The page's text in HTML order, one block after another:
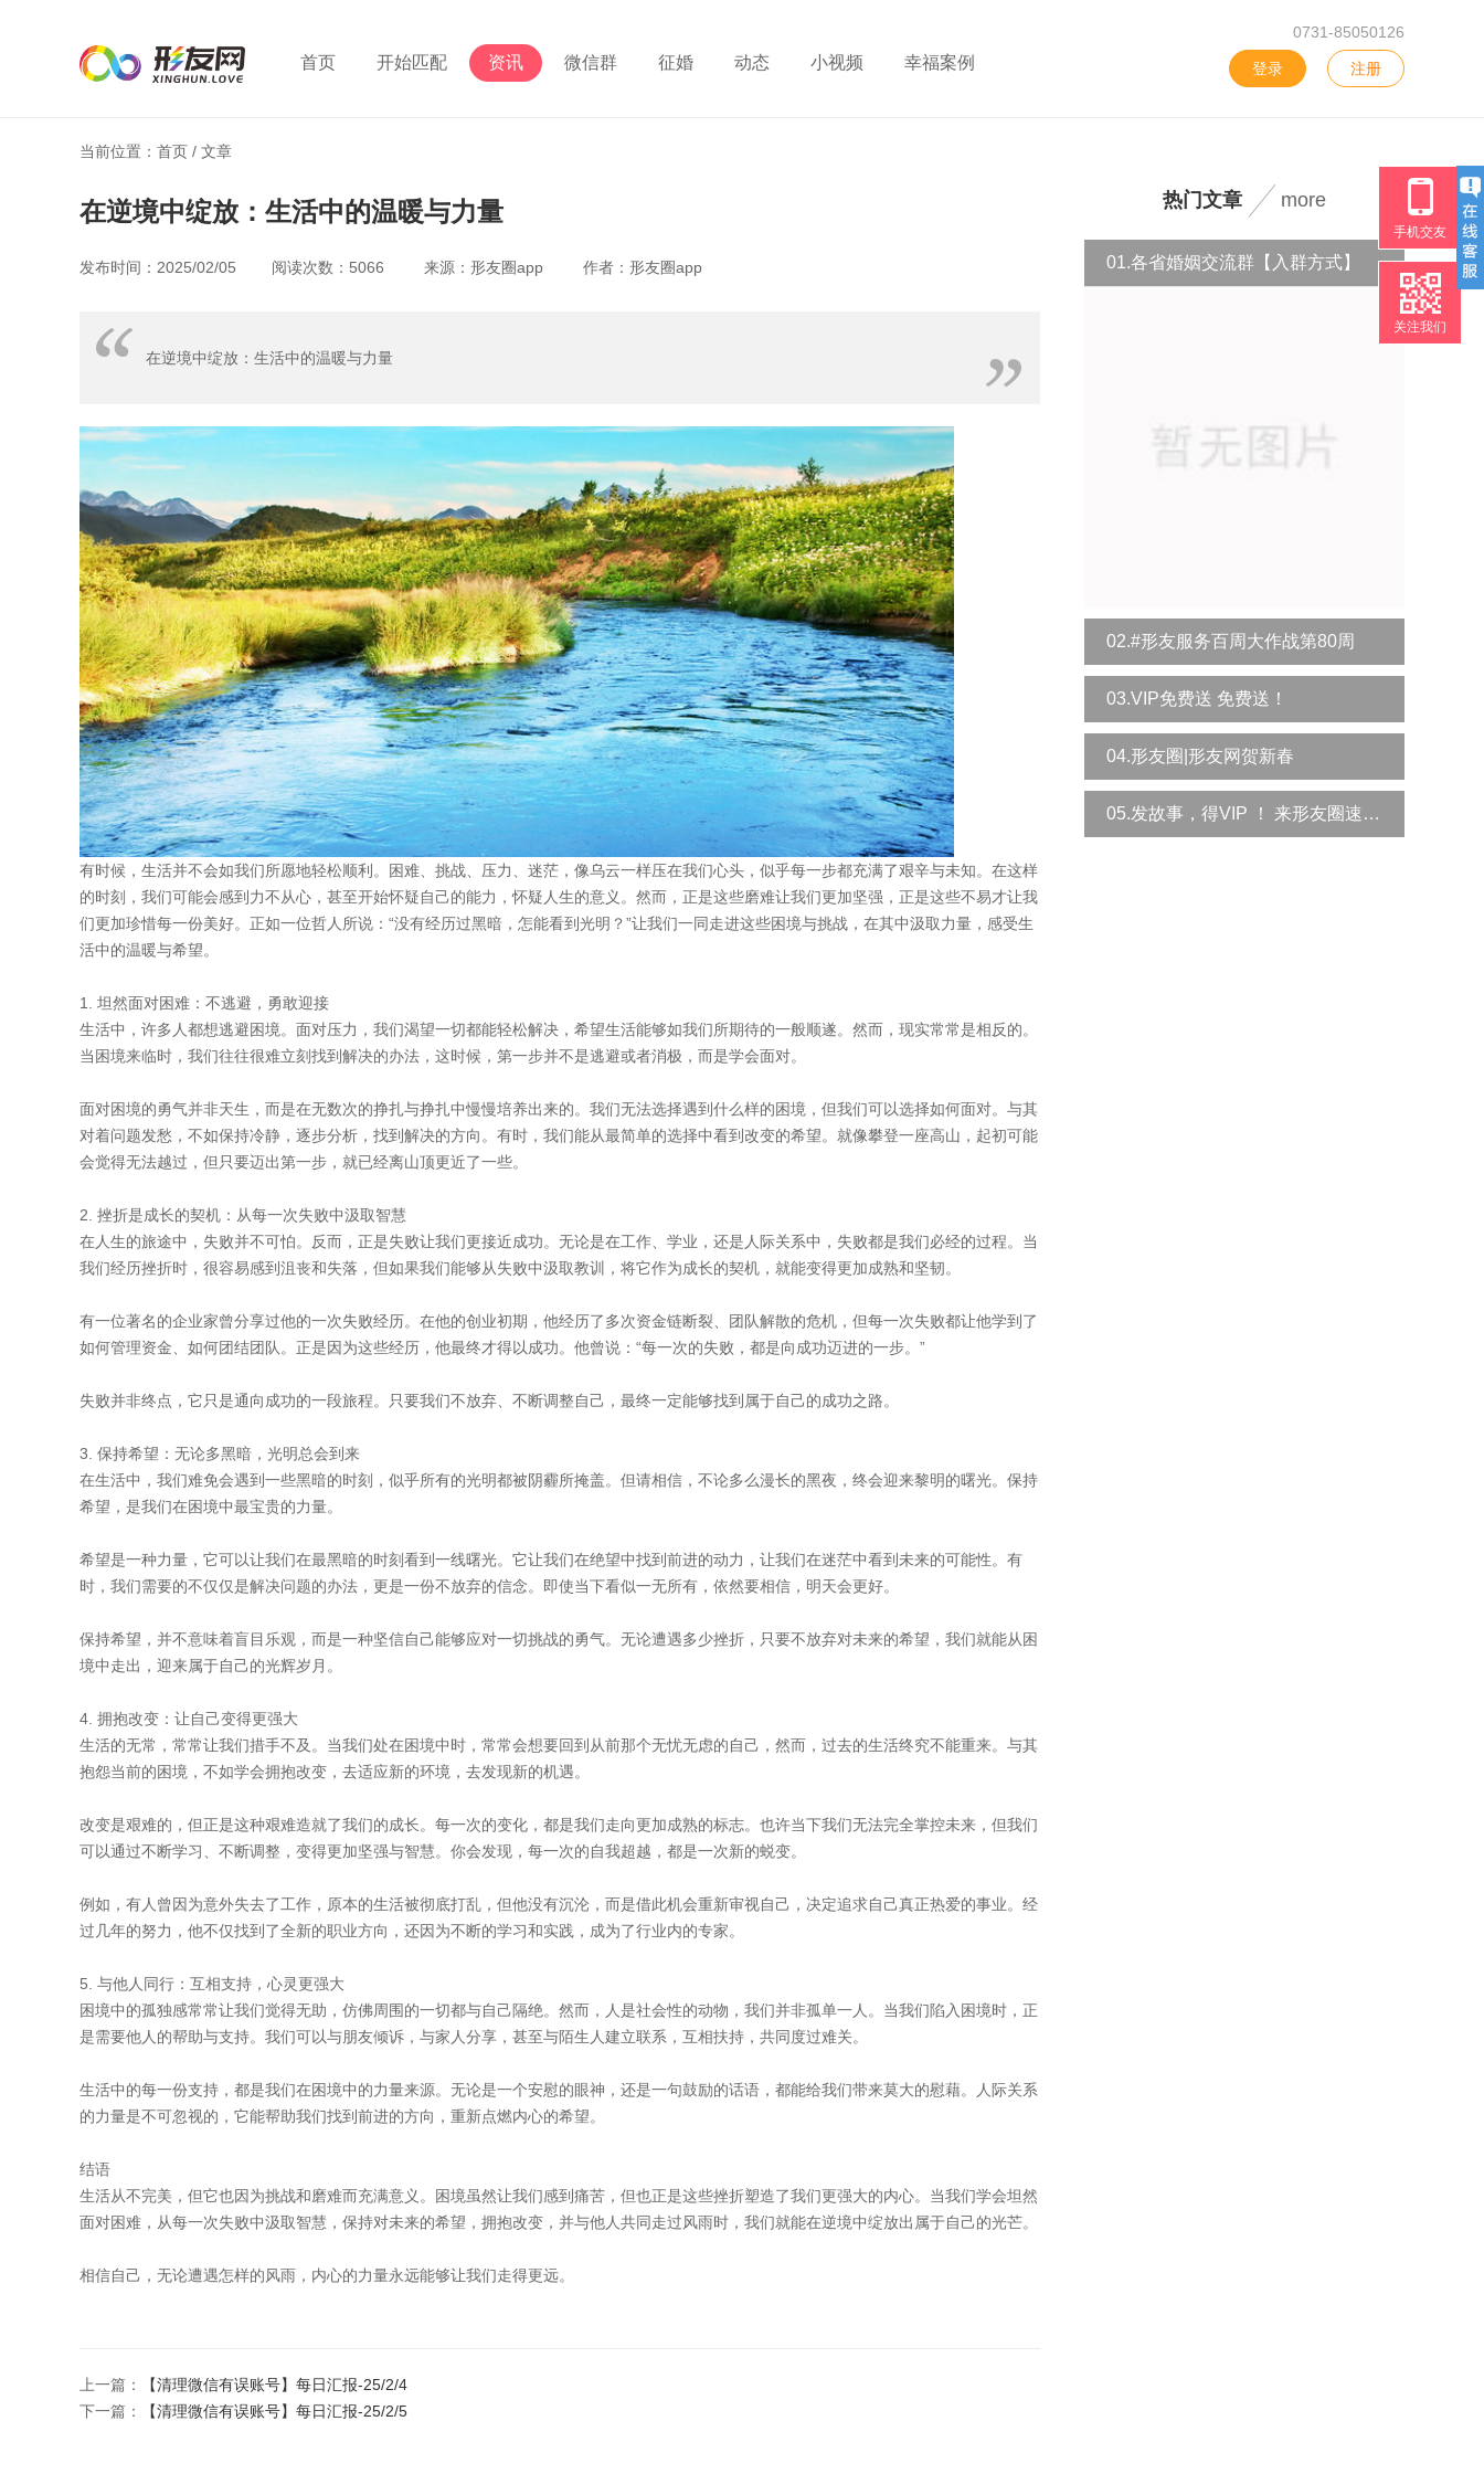
首页 开始匹配 资讯 微信群 征婚 动态 小视频 幸福案例
0731-85050126
登录 注册
当前位置：首页 / 文章
在逆境中绽放：生活中的温暖与力量
发布时间：2025/02/05 阅读次数：5066 来源：形友圈app 作者：形友圈app
在逆境中绽放：生活中的温暖与力量
有时候，生活并不会如我们所愿地轻松顺利。困难、挑战、压力、迷茫，像乌云一样压在我们心头，似乎每一步都充满了艰辛与未知。在这样
的时刻，我们可能会感到力不从心，甚至开始怀疑自己的能力，怀疑人生的意义。然而，正是这些磨难让我们更加坚强，正是这些不易才让我
们更加珍惜每一份美好。正如一位哲人所说：“没有经历过黑暗，怎能看到光明？”让我们一同走进这些困境与挑战，在其中汲取力量，感受生
活中的温暖与希望。
1. 坦然面对困难：不逃避，勇敢迎接
生活中，许多人都想逃避困境。面对压力，我们渴望一切都能轻松解决，希望生活能够如我们所期待的一般顺遂。然而，现实常常是相反的。
当困境来临时，我们往往很难立刻找到解决的办法，这时候，第一步并不是逃避或者消极，而是学会面对。
面对困境的勇气并非天生，而是在无数次的挣扎与挣扎中慢慢培养出来的。我们无法选择遇到什么样的困境，但我们可以选择如何面对。与其
对着问题发愁，不如保持冷静，逐步分析，找到解决的方向。有时，我们能从最简单的选择中看到改变的希望。就像攀登一座高山，起初可能
会觉得无法越过，但只要迈出第一步，就已经离山顶更近了一些。
2. 挫折是成长的契机：从每一次失败中汲取智慧
在人生的旅途中，失败并不可怕。反而，正是失败让我们更接近成功。无论是在工作、学业，还是人际关系中，失败都是我们必经的过程。当
我们经历挫折时，很容易感到沮丧和失落，但如果我们能够从失败中汲取教训，将它作为成长的契机，就能变得更加成熟和坚韧。
有一位著名的企业家曾分享过他的一次失败经历。在他的创业初期，他经历了多次资金链断裂、团队解散的危机，但每一次失败都让他学到了
如何管理资金、如何团结团队。正是因为这些经历，他最终才得以成功。他曾说：“每一次的失败，都是向成功迈进的一步。”
失败并非终点，它只是通向成功的一段旅程。只要我们不放弃、不断调整自己，最终一定能够找到属于自己的成功之路。
3. 保持希望：无论多黑暗，光明总会到来
在生活中，我们难免会遇到一些黑暗的时刻，似乎所有的光明都被阴霾所掩盖。但请相信，不论多么漫长的黑夜，终会迎来黎明的曙光。保持
希望，是我们在困境中最宝贵的力量。
希望是一种力量，它可以让我们在最黑暗的时刻看到一线曙光。它让我们在绝望中找到前进的动力，让我们在迷茫中看到未来的可能性。有
时，我们需要的不仅仅是解决问题的办法，更是一份不放弃的信念。即使当下看似一无所有，依然要相信，明天会更好。
保持希望，并不意味着盲目乐观，而是一种坚信自己能够应对一切挑战的勇气。无论遭遇多少挫折，只要不放弃对未来的希望，我们就能从困
境中走出，迎来属于自己的光辉岁月。
4. 拥抱改变：让自己变得更强大
生活的无常，常常让我们措手不及。当我们处在困境中时，常常会想要回到从前那个无忧无虑的自己，然而，过去的生活终究不能重来。与其
抱怨当前的困境，不如学会拥抱改变，去适应新的环境，去发现新的机遇。
改变是艰难的，但正是这种艰难造就了我们的成长。每一次的变化，都是我们走向更加成熟的标志。也许当下我们无法完全掌控未来，但我们
可以通过不断学习、不断调整，变得更加坚强与智慧。你会发现，每一次的自我超越，都是一次新的蜕变。
例如，有人曾因为意外失去了工作，原本的生活被彻底打乱，但他没有沉沦，而是借此机会重新审视自己，决定追求自己真正热爱的事业。经
过几年的努力，他不仅找到了全新的职业方向，还因为不断的学习和实践，成为了行业内的专家。
5. 与他人同行：互相支持，心灵更强大
困境中的孤独感常常让我们觉得无助，仿佛周围的一切都与自己隔绝。然而，人是社会性的动物，我们并非孤单一人。当我们陷入困境时，正
是需要他人的帮助与支持。我们可以与朋友倾诉，与家人分享，甚至与陌生人建立联系，互相扶持，共同度过难关。
生活中的每一份支持，都是我们在困境中的力量来源。无论是一个安慰的眼神，还是一句鼓励的话语，都能给我们带来莫大的慰藉。人际关系
的力量是不可忽视的，它能帮助我们找到前进的方向，重新点燃内心的希望。
结语
生活从不完美，但它也因为挑战和磨难而充满意义。困境虽然让我们感到痛苦，但也正是这些挫折塑造了我们更强大的内心。当我们学会坦然
面对困难，从每一次失败中汲取智慧，保持对未来的希望，拥抱改变，并与他人共同走过风雨时，我们就能在逆境中绽放出属于自己的光芒。
相信自己，无论遭遇怎样的风雨，内心的力量永远能够让我们走得更远。
上一篇：
【清理微信有误账号】每日汇报-25/2/4
下一篇：
【清理微信有误账号】每日汇报-25/2/5
热门文章 more
01.各省婚姻交流群【入群方式】
02.#形友服务百周大作战第80周
03.VIP免费送 免费送！
04.形友圈|形友网贺新春
05.发故事，得VIP ！ 来形友圈速领！
手机交友
关注我们